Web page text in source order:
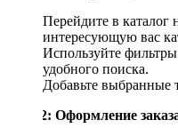
Перейдите в каталог
интересующую вас
Используйте
удобного поиска.
Добавьте выбранные
Шаг 2: Оформление